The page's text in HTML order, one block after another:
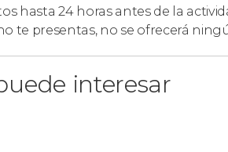
hasta 24 horas antes de la
te presentas, no se ofrecerá
interesar